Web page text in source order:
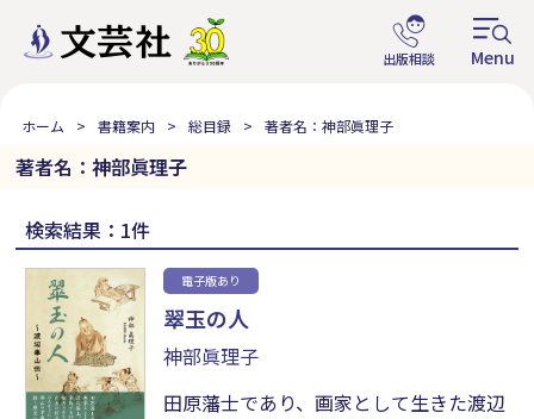
ホーム 書籍案内 総目録 著者名：神部眞理子
著者名：神部眞理子
検索結果：1件
電子版あり
翠玉の人
神部眞理子
田原藩士であり、画家として生きた渡辺